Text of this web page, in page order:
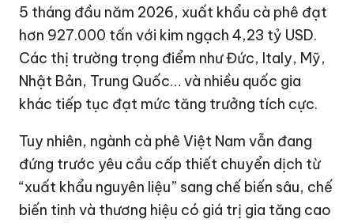
5 tháng đầu năm 2026, xuất khẩu cà phê đạt
hơn 927.000 tấn với kim ngạch4,23 tỷ USD.
Các thị trường trọng điểm như Đức, Italy, Mỹ,
Nhật Bản, Trung Quốc… và nhiều quốc gia
khác tiếp tục đạt mức tăng trưởng tích cực.
Tuy nhiên, ngành cà phê Việt Nam vẫn đang
đứng trước yêu cầu cấp thiết chuyển dịch từ
“xuất khẩu nguyên liệu” sang chế biến sâu, chế
biến tinh và thương hiệu có giá trị gia tăng cao